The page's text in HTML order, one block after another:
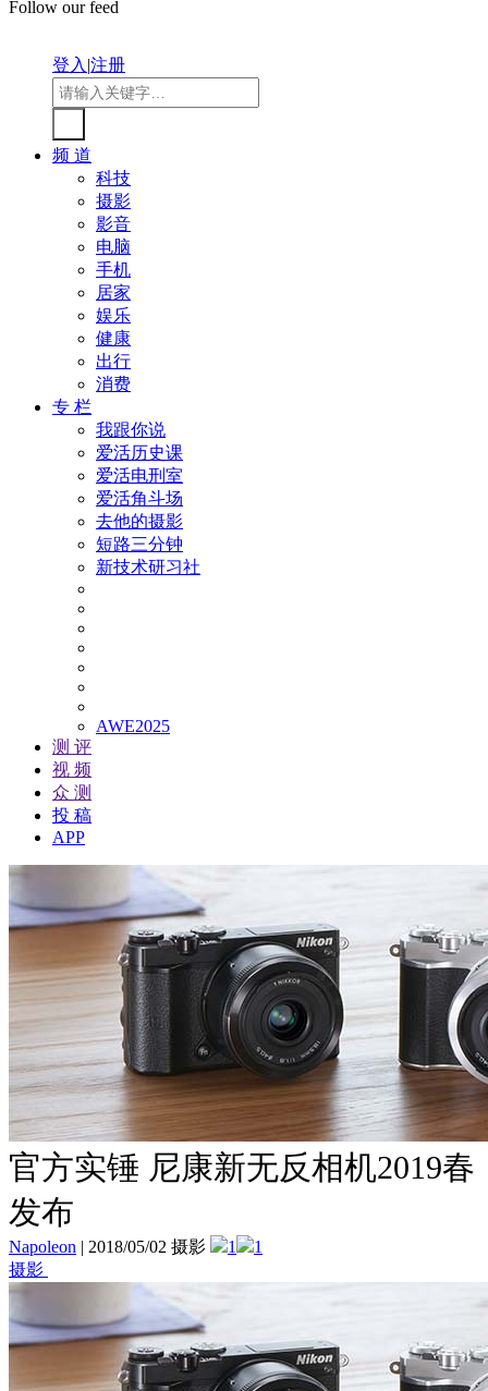
Follow our feed
登入|注册
频 道
科技
摄影
影音
电脑
手机
居家
娱乐
健康
出行
消费
专 栏
我跟你说
爱活历史课
爱活电刑室
爱活角斗场
去他的摄影
短路三分钟
新技术研习社
AWE2025
测 评
视 频
众 测
投 稿
APP
官方实锤 尼康新无反相机2019春
发布
Napoleon | 2018/05/02 摄影 1
1
摄影